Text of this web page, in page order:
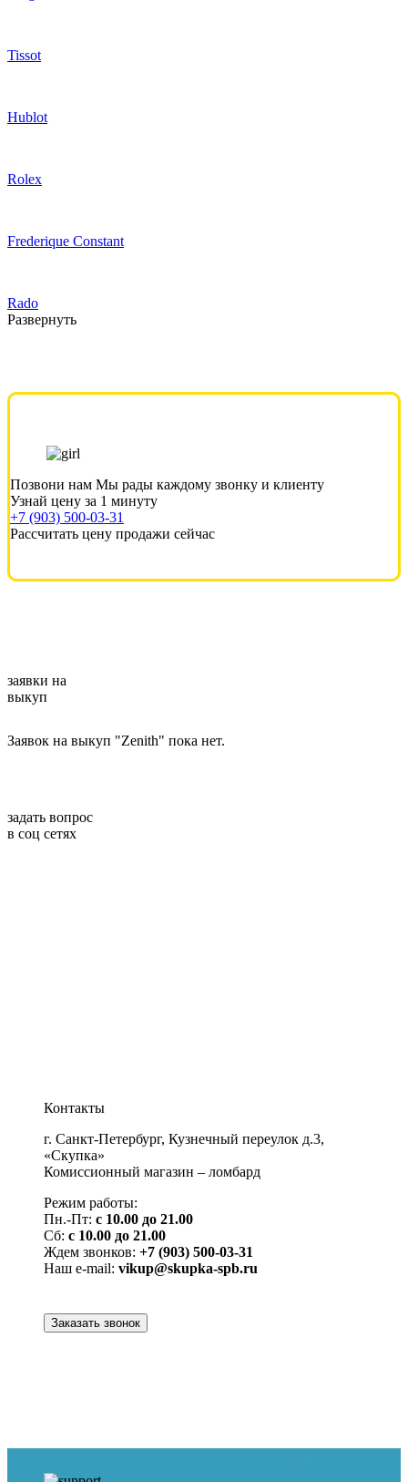
Tissot
Hublot
Rolex
Frederique Constant
Rado
Развернуть
Позвони нам Мы рады каждому звонку и клиенту
Узнай цену за 1 минуту
+7 (903) 500-03-31
Рассчитать цену продажи сейчас
заявки на
выкуп
Заявок на выкуп "Zenith" пока нет.
задать вопрос
в соц сетях
Контакты
г. Санкт-Петербург, Кузнечный переулок д.3,
«Скупка»
Комиссионный магазин – ломбард
Режим работы:
Пн.-Пт: с 10.00 до 21.00
Сб: с 10.00 до 21.00
Ждем звонков: +7 (903) 500-03-31
Наш e-mail: vikup@skupka-spb.ru
Заказать звонок